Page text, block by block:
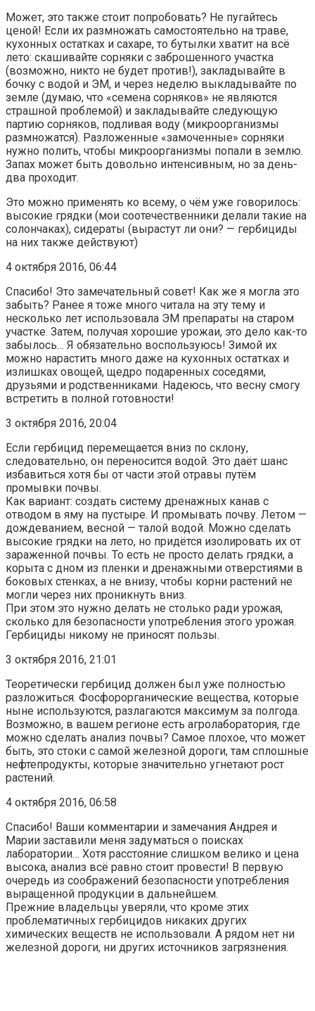
Может, это также стоит попробовать? Не пугайтесь
ценой! Если их размножать самостоятельно на траве,
кухонных остатках и сахаре, то бутылки хватит на всё
лето: скашивайте сорняки с заброшенного участка
(возможно, никто не будет против!), закладывайте в
бочку с водой и ЭМ, и через неделю выкладывайте по
земле (думаю, что «семена сорняков» не являются
страшной проблемой) и закладывайте следующую
партию сорняков, подливая воду (микроорганизмы
размножатся). Разложенные «замоченные» сорняки
нужно полить, чтобы микроорганизмы попали в землю.
Запах может быть довольно интенсивным, но за день-
два проходит.
Это можно применять ко всему, о чём уже говорилось:
высокие грядки (мои соотечественники делали такие на
солончаках), сидераты (вырастут ли они? — гербициды
на них также действуют)
4 октября 2016, 06:44
Спасибо! Это замечательный совет! Как же я могла это
забыть? Ранее я тоже много читала на эту тему и
несколько лет использовала ЭМ препараты на старом
участке. Затем, получая хорошие урожаи, это дело как-то
забылось… Я обязательно воспользуюсь! Зимой их
можно нарастить много даже на кухонных остатках и
излишках овощей, щедро подаренных соседями,
друзьями и родственниками. Надеюсь, что весну смогу
встретить в полной готовности!
3 октября 2016, 20:04
Если гербицид перемещается вниз по склону,
следовательно, он переносится водой. Это даёт шанс
избавиться хотя бы от части этой отравы путём
промывки почвы.
Как вариант: создать систему дренажных канав с
отводом в яму на пустыре. И промывать почву. Летом —
дождеванием, весной — талой водой. Можно сделать
высокие грядки на лето, но придётся изолировать их от
зараженной почвы. То есть не просто делать грядки, а
корыта с дном из пленки и дренажными отверстиями в
боковых стенках, а не внизу, чтобы корни растений не
могли через них проникнуть вниз.
При этом это нужно делать не столько ради урожая,
сколько для безопасности употребления этого урожая.
Гербициды никому не приносят пользы.
3 октября 2016, 21:01
Теоретически гербицид должен был уже полностью
разложиться. Фосфорорганические вещества, которые
ныне используются, разлагаются максимум за полгода.
Возможно, в вашем регионе есть агролаборатория, где
можно сделать анализ почвы? Самое плохое, что может
быть, это стоки с самой железной дороги, там сплошные
нефтепродукты, которые значительно угнетают рост
растений.
4 октября 2016, 06:58
Спасибо! Ваши комментарии и замечания Андрея и
Марии заставили меня задуматься о поисках
лаборатории… Хотя расстояние слишком велико и цена
высока, анализ всё равно стоит провести! В первую
очередь из соображений безопасности употребления
выращенной продукции в дальнейшем.
Прежние владельцы уверяли, что кроме этих
проблематичных гербицидов никаких других
химических веществ не использовали. А рядом нет ни
железной дороги, ни других источников загрязнения.